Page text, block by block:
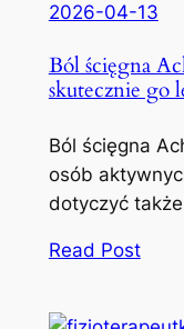
2026-04-13
Ból ścięgna
skutecznie go
Ból ścięgna
osób
dotyczyć
Read Post